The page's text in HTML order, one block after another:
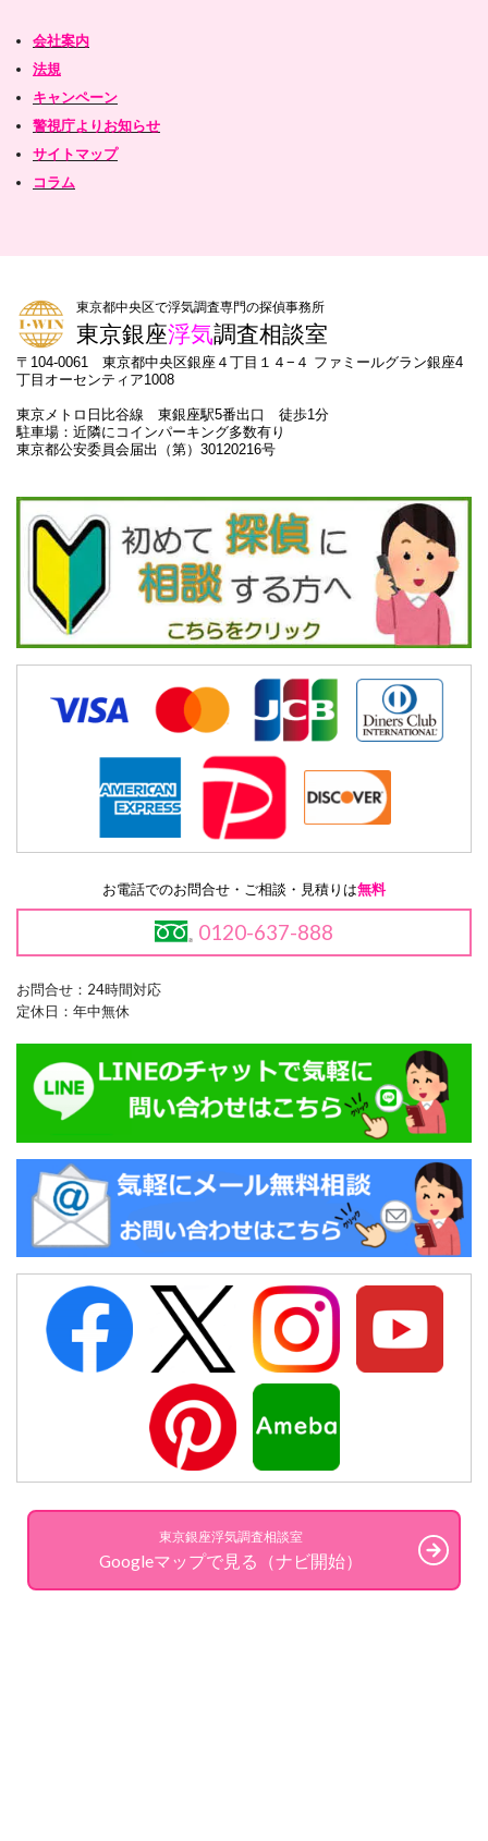
会社案内
法規
キャンペーン
警視庁よりお知らせ
サイトマップ
コラム
東京都中央区で浮気調査専門の探偵事務所
東京銀座浮気調査相談室
〒104-0061 東京都中央区銀座４丁目１４−４ ファミールグラン銀座4
丁目オーセンティア1008
東京メトロ日比谷線 東銀座駅5番出口 徒歩1分
駐車場：近隣にコインパーキング多数有り
東京都公安委員会届出（第）30120216号
お電話でのお問合せ・ご相談・見積りは無料
0120-637-888
お問合せ：24時間対応
定休日：年中無休
東京銀座浮気調査相談室
Googleマップで見る（ナビ開始）